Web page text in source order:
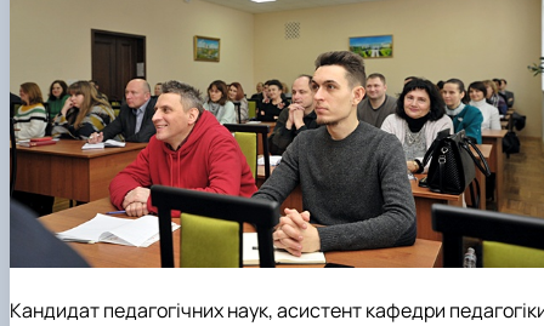
Кандидат педагогічних наук, асистенткафедри